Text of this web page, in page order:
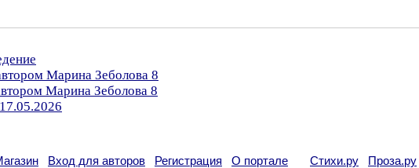
Марина Зеболова 8
Марина Зеболова 8
Вход для авторов Регистрация О портале Стихи.ру Проза.ру